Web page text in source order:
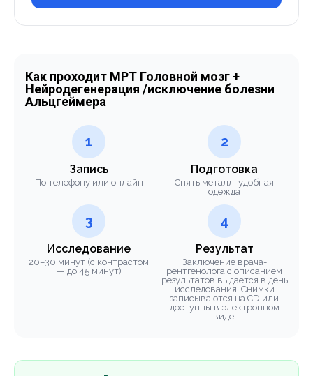
Как проходит МРТ Головной мозг +
Нейродегенерация /исключение болезни
Альцгеймера
1
Запись
По телефону или онлайн
2
Подготовка
Снять металл, удобная
одежда
3
Исследование
20–30 минут (с контрастом
— до 45 минут)
4
Результат
Заключение врача-
рентгенолога с описанием
результатов выдается в день
исследования. Снимки
записываются на CD или
доступны в электронном
виде.